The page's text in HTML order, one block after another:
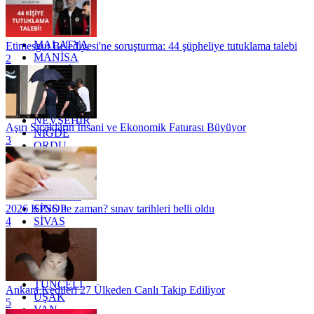
KONYA
KÜTAHYA
KİLİS
MALATYA
MANİSA
MARDİN
MERSİN
MUĞLA
MUŞ
NEVŞEHİR
NİĞDE
ORDU
OSMANİYE
RİZE
SAKARYA
SAMSUN
SİNOP
SİVAS
SİİRT
TEKİRDAĞ
TOKAT
TRABZON
TUNCELİ
UŞAK
VAN
Etimesgut Belediyesi'ne soruşturma: 44 şüpheliye tutuklama talebi
2
Aşırı Sıcakların İnsani ve Ekonomik Faturası Büyüyor
3
2026 KPSS ne zaman? sınav tarihleri belli oldu
4
Ankara Kedileri 27 Ülkeden Canlı Takip Ediliyor
5